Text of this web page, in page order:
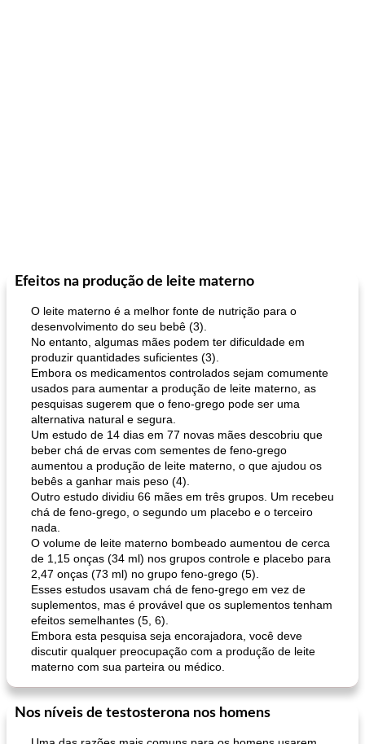
Efeitos na produção de leite materno
O leite materno é a melhor fonte de nutrição para o
desenvolvimento do seu bebê (3).
No entanto, algumas mães podem ter dificuldade em
produzir quantidades suficientes (3).
Embora os medicamentos controlados sejam comumente
usados ​​para aumentar a produção de leite materno, as
pesquisas sugerem que o feno-grego pode ser uma
alternativa natural e segura.
Um estudo de 14 dias em 77 novas mães descobriu que
beber chá de ervas com sementes de feno-grego
aumentou a produção de leite materno, o que ajudou os
bebês a ganhar mais peso (4).
Outro estudo dividiu 66 mães em três grupos. Um recebeu
chá de feno-grego, o segundo um placebo e o terceiro
nada.
O volume de leite materno bombeado aumentou de cerca
de 1,15 onças (34 ml) nos grupos controle e placebo para
2,47 onças (73 ml) no grupo feno-grego (5).
Esses estudos usavam chá de feno-grego em vez de
suplementos, mas é provável que os suplementos tenham
efeitos semelhantes (5, 6).
Embora esta pesquisa seja encorajadora, você deve
discutir qualquer preocupação com a produção de leite
materno com sua parteira ou médico.
Nos níveis de testosterona nos homens